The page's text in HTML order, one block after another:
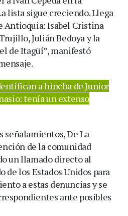
lista sigue creciendo. Llega
Antioquia: Isabel Cristina
Julián Bedoya y la
de Itagüí”, manifestó
a hincha de Junior
tenía un extenso
señalamientos, De La
de la comunidad
un llamado directo al
de los Estados Unidos para
a estas denuncias y se
ante posibles